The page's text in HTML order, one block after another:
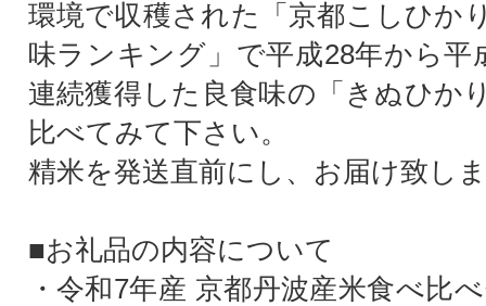
環境で収穫された「京都こしひか
味ランキング」で平成28年から平
連続獲得した良食味の「きぬひか
比べてみて下さい。
精米を発送直前にし、お届け致し
■お礼品の内容について
・令和7年産 京都丹波産米食べ比